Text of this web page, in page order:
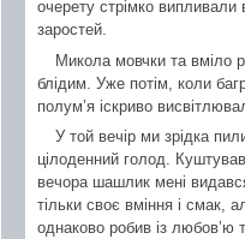
очерету стрімко
заростей.
Микола мовчки та вміло
блідим. Уже потім, коли
полум’я іскриво
У той вечір ми зрідка
цілоденний голод.
вечора шашлик мені
тільки своє вміння і смак,
однаково робив із